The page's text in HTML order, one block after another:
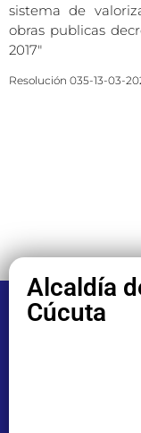
sistema de
obras publicas
2017″
Resolución 035-13-03-
Alcaldía
Cúcuta